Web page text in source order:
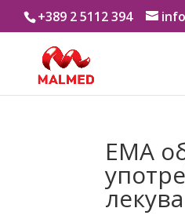
+389 2 5112 394
ЕМА